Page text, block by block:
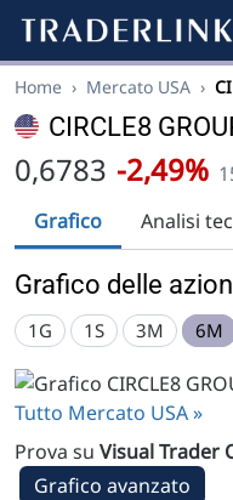
Home › Mercato USA ›
CIRCLE8
0,6783 -2,49%
Grafico
Analisi
Grafico delle
1G 1S 3M 6M
Tutto Mercato USA »
Prova su Visual Trader
Grafico avanzato